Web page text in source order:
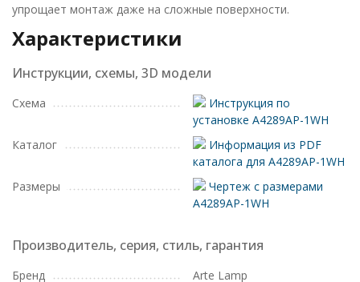
упрощает монтаж даже на сложные поверхности.
Характеристики
Инструкции, схемы, 3D модели
Схема
Инструкция по
установке A4289AP-1WH
Каталог
Информация из PDF
каталога для A4289AP-1WH
Размеры
Чертеж с размерами
A4289AP-1WH
Производитель, серия, стиль, гарантия
Бренд
Arte Lamp